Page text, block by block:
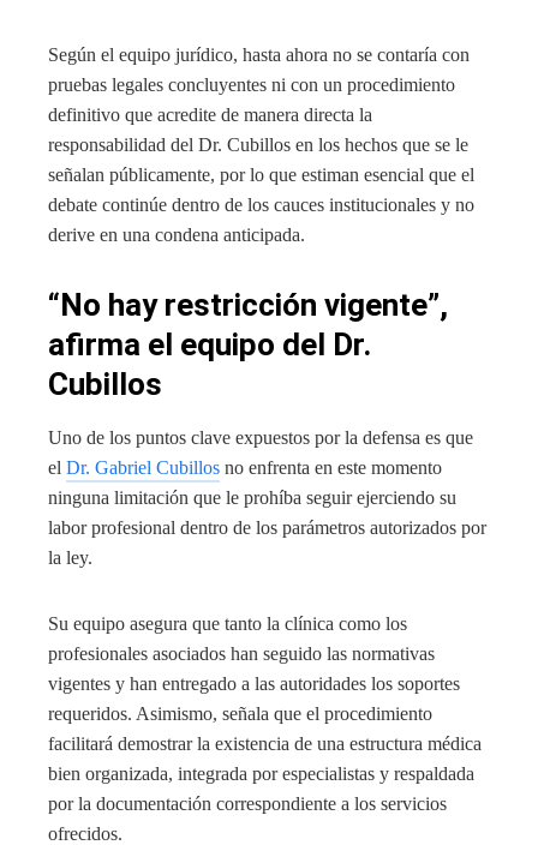
Según el equipo jurídico, hasta ahora no se contaría con
pruebas legales concluyentes ni con un procedimiento
definitivo que acredite de manera directa la
responsabilidad del Dr. Cubillos en los hechos que se le
señalan públicamente, por lo que estiman esencial que el
debate continúe dentro de los cauces institucionales y no
derive en una condena anticipada.
“No hay restricción vigente”,
afirma el equipo del Dr.
Cubillos
Uno de los puntos clave expuestos por la defensa es que
el Dr. Gabriel Cubillos no enfrenta en este momento
ninguna limitación que le prohíba seguir ejerciendo su
labor profesional dentro de los parámetros autorizados por
la ley.
Su equipo asegura que tanto la clínica como los
profesionales asociados han seguido las normativas
vigentes y han entregado a las autoridades los soportes
requeridos. Asimismo, señala que el procedimiento
facilitará demostrar la existencia de una estructura médica
bien organizada, integrada por especialistas y respaldada
por la documentación correspondiente a los servicios
ofrecidos.